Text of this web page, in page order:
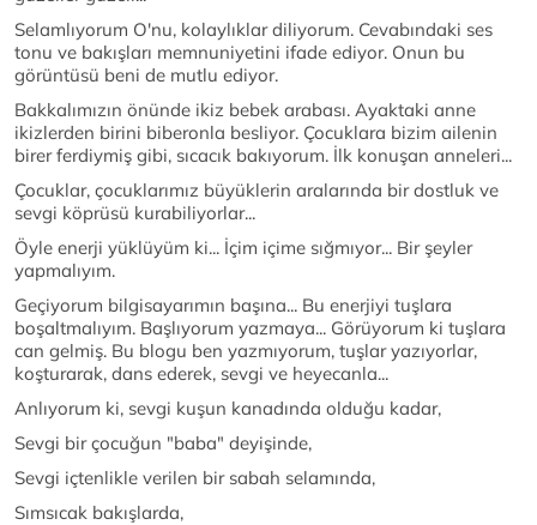
Selamlıyorum O'nu, kolaylıklar diliyorum. Cevabındaki ses
tonu ve bakışları memnuniyetini ifade ediyor. Onun bu
görüntüsü beni de mutlu ediyor.
Bakkalımızın önünde ikiz bebek arabası. Ayaktaki anne
ikizlerden birini biberonla besliyor. Çocuklara bizim ailenin
birer ferdiymiş gibi, sıcacık bakıyorum. İlk konuşan anneleri...
Çocuklar, çocuklarımız büyüklerin aralarında bir dostluk ve
sevgi köprüsü kurabiliyorlar...
Öyle enerji yüklüyüm ki... İçim içime sığmıyor... Bir şeyler
yapmalıyım.
Geçiyorum bilgisayarımın başına... Bu enerjiyi tuşlara
boşaltmalıyım. Başlıyorum yazmaya... Görüyorum ki tuşlara
can gelmiş. Bu blogu ben yazmıyorum, tuşlar yazıyorlar,
koşturarak, dans ederek, sevgi ve heyecanla...
Anlıyorum ki, sevgi kuşun kanadında olduğu kadar,
Sevgi bir çocuğun "baba" deyişinde,
Sevgi içtenlikle verilen bir sabah selamında,
Sımsıcak bakışlarda,